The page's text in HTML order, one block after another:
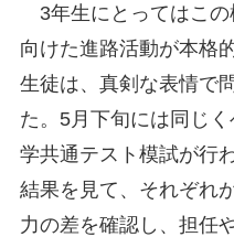
3年生にとってはこの
向けた進路活動が本格
生徒は、真剣な表情で
た。5月下旬には同じ
学共通テスト模試が行
結果を見て、それぞれ
力の差を確認し、担任